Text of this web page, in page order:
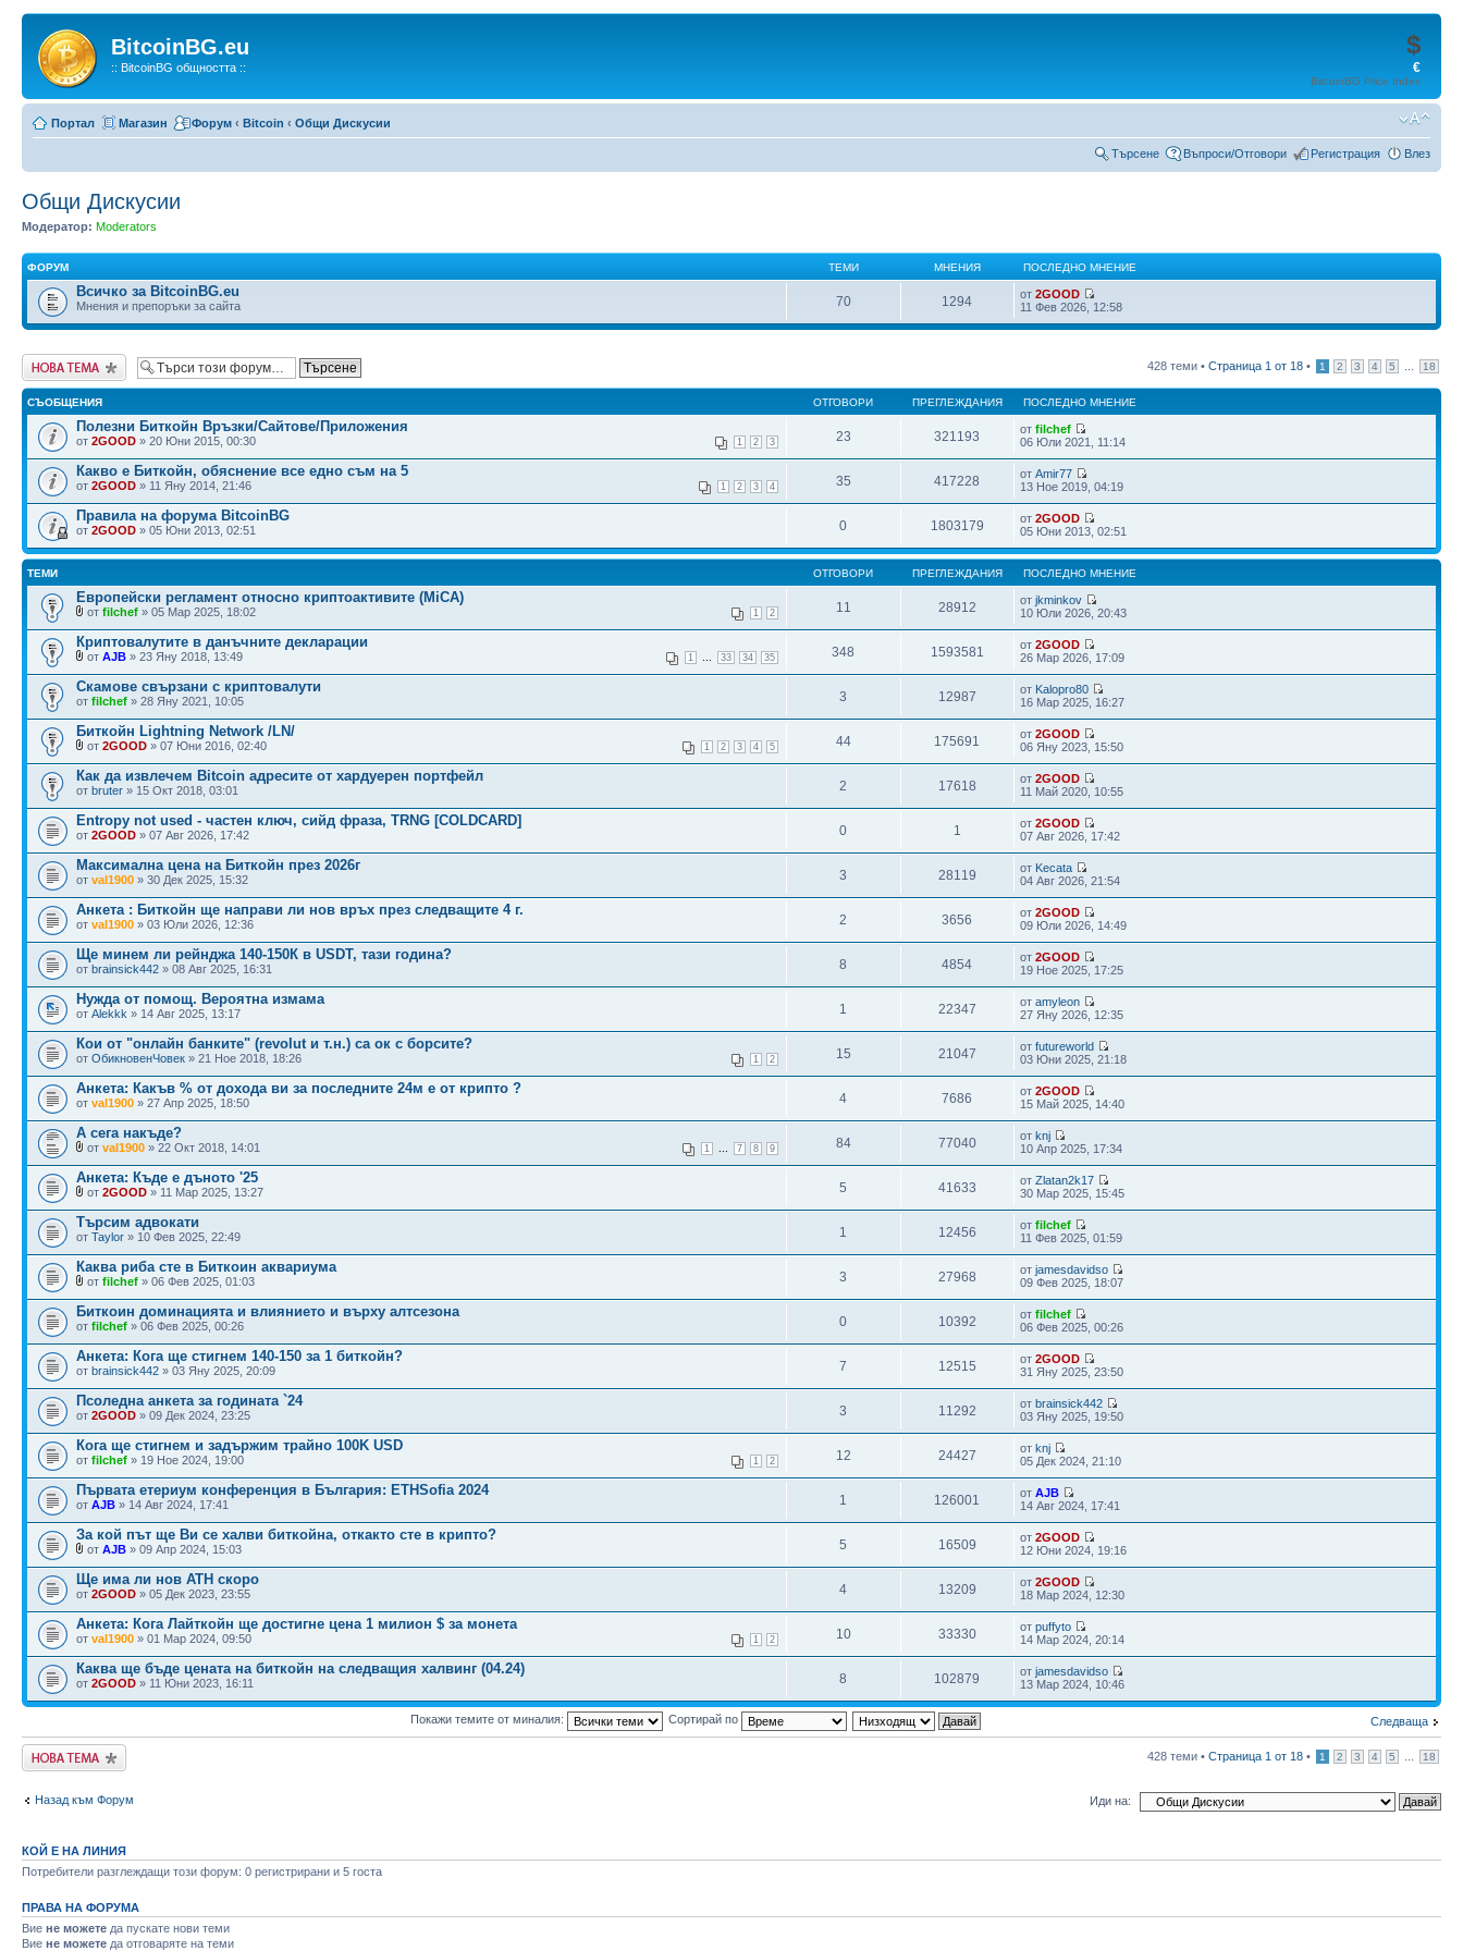
BitcoinBG.eu
:: BitcoinBG общността ::
$
€
BitcoinBG Price Index
Портал Магазин Форум ‹ Bitcoin ‹ Общи Дискусии
Търсене Въпроси/Отговори Регистрация Влез
Общи Дискусии
Модератор: Moderators
ФОРУМ ТЕМИ МНЕНИЯ ПОСЛЕДНО МНЕНИЕ
Всичко за BitcoinBG.eu
Мнения и препоръки за сайта 70 1294 от2GOOD
11 Фев 2026, 12:58
Публикувай нова
тема
428 теми • Страница 1 от 18 • 1 2 3 4 5 18
СЪОБЩЕНИЯ ОТГОВОРИ ПРЕГЛЕЖДАНИЯ ПОСЛЕДНО МНЕНИЕ
Полезни Биткойн Връзки/Сайтове/Приложения
1 2 3
от 2GOOD » 20 Юни 2015, 00:30 23 321193 отfilchef
06 Юли 2021, 11:14
Какво е Биткойн, обяснение все едно съм на 5
1 2 3 4
от 2GOOD » 11 Яну 2014, 21:46 35 417228 отAmir77
13 Ное 2019, 04:19
Правила на форума BitcoinBG
от 2GOOD » 05 Юни 2013, 02:51 0 1803179 от2GOOD
05 Юни 2013, 02:51
ТЕМИ ОТГОВОРИ ПРЕГЛЕЖДАНИЯ ПОСЛЕДНО МНЕНИЕ
Европейски регламент относно криптоактивите (MiCA)
1 2
от filchef » 05 Мар 2025, 18:02 11 28912 отjkminkov
10 Юли 2026, 20:43
Криптовалутите в данъчните декларации
1 33 34 35
от AJB » 23 Яну 2018, 13:49 348 1593581 от2GOOD
26 Мар 2026, 17:09
Скамове свързани с криптовалути
от filchef » 28 Яну 2021, 10:05 3 12987 от Kalopro80
16 Мар 2025, 16:27
Биткойн Lightning Network /LN/
1 2 3 4 5
от 2GOOD » 07 Юни 2016, 02:40 44 175691 от2GOOD
06 Яну 2023, 15:50
Как да извлечем Bitcoin адресите от хардуерен портфейл
от bruter » 15 Окт 2018, 03:01 2 17618 от2GOOD
11 Май 2020, 10:55
Entropy not used - частен ключ, сийд фраза, TRNG [COLDCARD]
от 2GOOD » 07 Авг 2026, 17:42 0 1 от2GOOD
07 Авг 2026, 17:42
Максимална цена на Биткойн през 2026г
от val1900 » 30 Дек 2025, 15:32 3 28119 от Kecata
04 Авг 2026, 21:54
Анкета : Биткойн ще направи ли нов връх през следващите 4 г.
от val1900 » 03 Юли 2026, 12:36 2 3656 от2GOOD
09 Юли 2026, 14:49
Ще минем ли рейнджа 140-150К в USDT, тази година?
от brainsick442 » 08 Авг 2025, 16:31 8 4854 от2GOOD
19 Ное 2025, 17:25
Нужда от помощ. Вероятна измама
от Alekkk » 14 Авг 2025, 13:17 1 22347 отamyleon
27 Яну 2026, 12:35
Кои от "онлайн банките" (revolut и т.н.) са ок с борсите?
1 2
от ОбикновенЧовек » 21 Ное 2018, 18:26 15 21047 отfutureworld
03 Юни 2025, 21:18
Анкета: Какъв % от дохода ви за последните 24м е от крипто ?
от val1900 » 27 Апр 2025, 18:50 4 7686 от2GOOD
15 Май 2025, 14:40
А сега накъде?
1 7 8 9
от val1900 » 22 Окт 2018, 14:01 84 77040 отknj
10 Апр 2025, 17:34
Анкета: Къде е дъното '25
от 2GOOD » 11 Мар 2025, 13:27 5 41633 отZlatan2k17
30 Мар 2025, 15:45
Търсим адвокати
от Taylor » 10 Фев 2025, 22:49 1 12456 отfilchef
11 Фев 2025, 01:59
Каква риба сте в Биткоин аквариума
от filchef » 06 Фев 2025, 01:03 3 27968 отjamesdavidso
09 Фев 2025, 18:07
Биткоин доминацията и влиянието и върху алтсезона
от filchef » 06 Фев 2025, 00:26 0 10392 отfilchef
06 Фев 2025, 00:26
Анкета: Кога ще стигнем 140-150 за 1 биткойн?
от brainsick442 » 03 Яну 2025, 20:09 7 12515 от2GOOD
31 Яну 2025, 23:50
Псоледна анкета за годината `24
от 2GOOD » 09 Дек 2024, 23:25 3 11292 отbrainsick442
03 Яну 2025, 19:50
Кога ще стигнем и задържим трайно 100K USD
1 2
от filchef » 19 Ное 2024, 19:00 12 24427 отknj
05 Дек 2024, 21:10
Първата етeриум конференция в България: ETHSofia 2024
от AJB » 14 Авг 2024, 17:41 1 126001 отAJB
14 Авг 2024, 17:41
За кой път ще Ви се халви биткойна, откакто сте в крипто?
от AJB » 09 Апр 2024, 15:03 5 16509 от2GOOD
12 Юни 2024, 19:16
Ще има ли нов ATH скоро
от 2GOOD » 05 Дек 2023, 23:55 4 13209 от2GOOD
18 Мар 2024, 12:30
Анкета: Кога Лайткойн ще достигне цена 1 милион $ за монета
1 2
от val1900 » 01 Мар 2024, 09:50 10 33330 отpuffyto
14 Мар 2024, 20:14
Каква ще бъде цената на биткойн на следващия халвинг (04.24)
от 2GOOD » 11 Юни 2023, 16:11 8 102879 отjamesdavidso
13 Мар 2024, 10:46
Следваща
Покажи темите от миналия: Сортирай по
Публикувай нова
тема
428 теми • Страница 1 от 18 • 1 2 3 4 5 18
Назад към Форум Иди на:
КОЙ Е НА ЛИНИЯ
Потребители разглеждащи този форум: 0 регистрирани и 5 госта
ПРАВА НА ФОРУМА
Вие не можете да пускате нови теми
Вие не можете да отговаряте на теми